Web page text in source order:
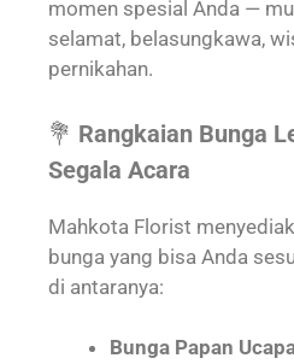
momen spesial Anda —
selamat, belasungkawa,
pernikahan.
💐 Rangkaian Bunga
Segala Acara
Mahkota Florist
bunga yang bisa Anda
di antaranya:
Bunga Papan